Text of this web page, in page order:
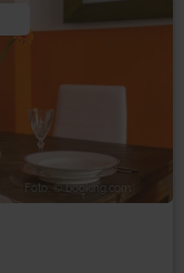
Foto: © booking.com